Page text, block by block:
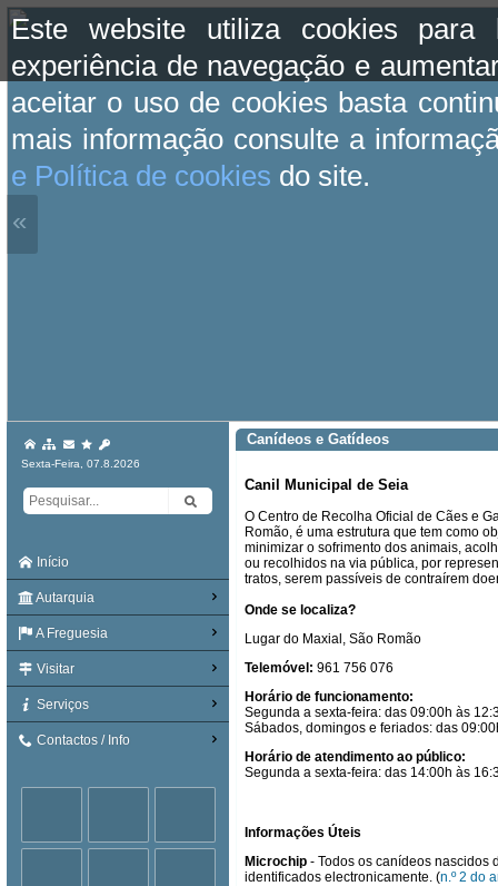
Este website utiliza cookies para
experiência de navegação e
aceitar o uso de cookies basta
mais informação consulte a
e Política de cookies do site.
«
Sexta-Feira, 07.8.2026
Início
Autarquia
A Freguesia
Visitar
Serviços
Contactos / Info
Canídeos e Gatídeos
Canil Municipal de Seia
O Centro de Recolha Oficial de Cães e
Romão, é uma estrutura que tem como
minimizar o sofrimento dos animais,
ou recolhidos na via pública, por
tratos, serem passíveis de contraírem
Onde se localiza?
Lugar do Maxial, São Romão
Telemóvel: 961 756 076
Horário de funcionamento:
Segunda a sexta-feira: das 09:00h às
Sábados, domingos e feriados: das
Horário de atendimento ao público:
Segunda a sexta-feira: das 14:00h às
Informações Úteis
Microchip - Todos os canídeos nascidos
identificados electronicamente. (n.º 2 do